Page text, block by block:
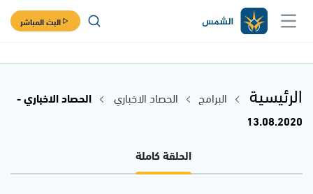
البث المباشر
الرئيسية البرامج الحصاد الاخباري
الحصاد الاخباري -
13.08.2020
الحلقة كاملة